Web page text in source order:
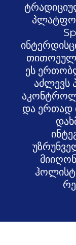
თითოეულ
ეს
აძლევს
და ერთად